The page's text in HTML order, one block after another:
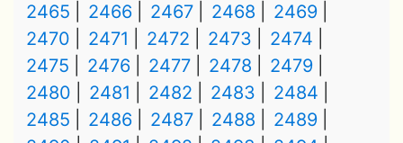
2465
2466 2467 2468
2469
2470
2471 2472 2473
2474
2475
2476 2477 2478
2479
2480
2481 2482 2483
2484
2485
2486 2487 2488
2489